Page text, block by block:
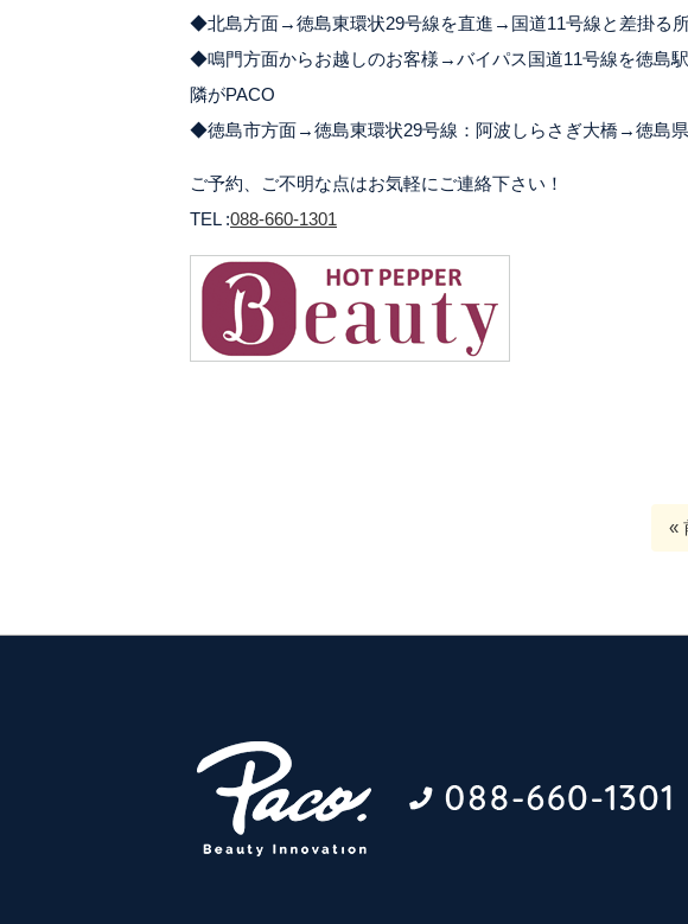
◆北島方面→徳島東環状29号線を直進→国道11号線と差掛る
◆鳴門方面からお越しのお客様→バイパス国道11号線を徳島
隣がPACO
◆徳島市方面→徳島東環状29号線：阿波しらさぎ大橋→徳島
ご予約、ご不明な点はお気軽にご連絡下さい！
TEL :088-660-1301
«